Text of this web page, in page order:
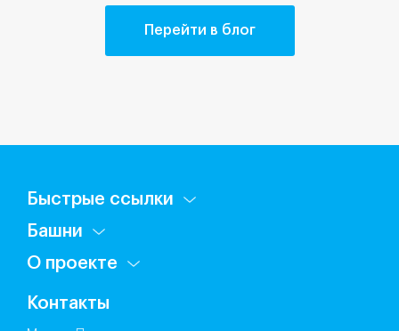
Перейти в блог
Быстрые ссылки
Башни
О проекте
Контакты